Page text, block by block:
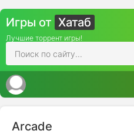
Игры от Хатаб
Лучшие торрент игры!
Arcade